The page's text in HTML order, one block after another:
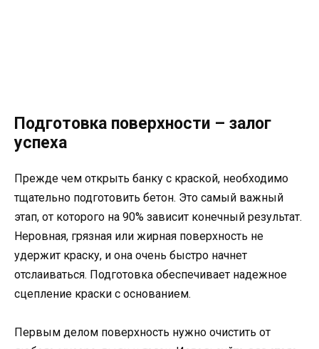
Подготовка поверхности – залог
успеха
Прежде чем открыть банку с краской, необходимо
тщательно подготовить бетон. Это самый важный
этап, от которого на 90% зависит конечный результат.
Неровная, грязная или жирная поверхность не
удержит краску, и она очень быстро начнет
отслаиваться. Подготовка обеспечивает надежное
сцепление краски с основанием.
Первым делом поверхность нужно очистить от